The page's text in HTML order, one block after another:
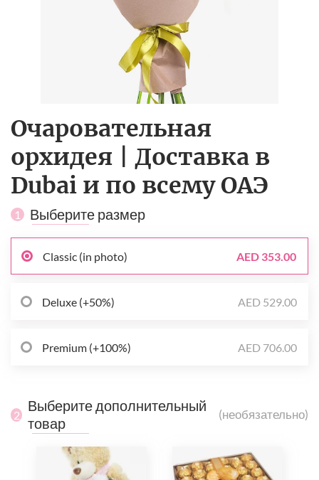
Очаровательная
орхидея | Доставка в
Dubai и по всему ОАЭ
1 Выберите размер
Classic (in photo) AED 353.00
Deluxe (+50%) AED 529.00
Premium (+100%) AED 706.00
2
Выберите дополнительный
товар
(необязательно)